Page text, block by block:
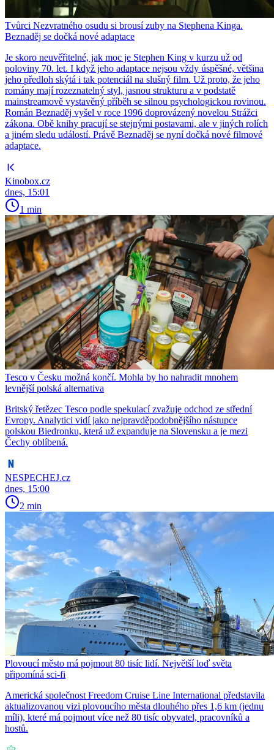
Tvůrci Nezvratného osudu si brousí zuby na Stephena Kinga.
Beznaděj se dočká nové adaptace
Je skoro neuvěřitelné, jak moc je Stephen King v kurzu už od
poloviny 70. let. I když jeho adaptace nejsou vždy úspěšné, většina
jeho předloh skýtá i tak potenciál na slušný film. Už proto, že jeho
romány mají rozeznatelný styl, jasnou strukturu a v podstatě
mainstreamově vystavěný příběh se silnou psychologickou rovinou.
Román Beznaděj vyšel v roce 1996 doprovázený novelou Strážci
zákona. Obě knihy pracují se stejnými postavami, ale v jiných rolích
a jiném sledu událostí. Právě Beznaděj se nyní dočká nové filmové
adaptace.
Kinobox.cz
dnes, 15:01
1 min
Tesco v Česku možná končí. Mohla by ho nahradit mnohem
levnější polská alternativa
Britský řetězec Tesco podle spekulací zvažuje odchod ze střední
Evropy. Analytici vidí jako nejpravděpodobnějšího nástupce
polskou Biedronku, která už expanduje na Slovensku a je mezi
Čechy oblíbená.
NESPECHEJ.cz
dnes, 15:00
2 min
Plovoucí město má pojmout 80 tisíc lidí. Největší loď světa
připomíná sci-fi
Americká společnost Freedom Cruise Line International představila
aktualizovanou vizi plovoucího města dlouhého přes 1,6 km (jednu
míli), které má pojmout více než 80 tisíc obyvatel, pracovníků a
hostů.